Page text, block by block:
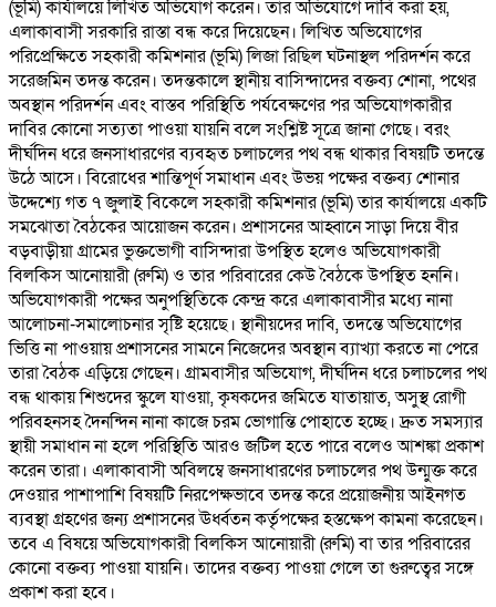
(ভূমি) কার্যালয়ে লিখিত অভিযোগ করেন। তার অভিযোগে দাবি করা হয়,
এলাকাবাসী সরকারি রাস্তা বন্ধ করে দিয়েছেন। লিখিত অভিযোগের
পরিপ্রেক্ষিতে সহকারী কমিশনার (ভূমি) লিজা রিছিল ঘটনাস্থল পরিদর্শন করে
সরেজমিন তদন্ত করেন। তদন্তকালে স্থানীয় বাসিন্দাদের বক্তব্য শোনা, পথের
অবস্থান পরিদর্শন এবং বাস্তব পরিস্থিতি পর্যবেক্ষণের পর অভিযোগকারীর
দাবির কোনো সত্যতা পাওয়া যায়নি বলে সংশ্লিষ্ট সূত্রে জানা গেছে। বরং
দীর্ঘদিন ধরে জনসাধারণের ব্যবহৃত চলাচলের পথ বন্ধ থাকার বিষয়টি তদন্তে
উঠে আসে। বিরোধের শান্তিপূর্ণ সমাধান এবং উভয় পক্ষের বক্তব্য শোনার
উদ্দেশ্যে গত ৭ জুলাই বিকেলে সহকারী কমিশনার (ভূমি) তার কার্যালয়ে একটি
সমঝোতা বৈঠকের আয়োজন করেন। প্রশাসনের আহ্বানে সাড়া দিয়ে বীর
বড়বাড়ীয়া গ্রামের ভুক্তভোগী বাসিন্দারা উপস্থিত হলেও অভিযোগকারী
বিলকিস আনোয়ারী (রুমি) ও তার পরিবারের কেউ বৈঠকে উপস্থিত হননি।
অভিযোগকারী পক্ষের অনুপস্থিতিকে কেন্দ্র করে এলাকাবাসীর মধ্যে নানা
আলোচনা-সমালোচনার সৃষ্টি হয়েছে। স্থানীয়দের দাবি, তদন্তে অভিযোগের
ভিত্তি না পাওয়ায় প্রশাসনের সামনে নিজেদের অবস্থান ব্যাখ্যা করতে না পেরে
তারা বৈঠক এড়িয়ে গেছেন। গ্রামবাসীর অভিযোগ, দীর্ঘদিন ধরে চলাচলের পথ
বন্ধ থাকায় শিশুদের স্কুলে যাওয়া, কৃষকদের জমিতে যাতায়াত, অসুস্থ রোগী
পরিবহনসহ দৈনন্দিন নানা কাজে চরম ভোগান্তি পোহাতে হচ্ছে। দ্রুত সমস্যার
স্থায়ী সমাধান না হলে পরিস্থিতি আরও জটিল হতে পারে বলেও আশঙ্কা প্রকাশ
করেন তারা। এলাকাবাসী অবিলম্বে জনসাধারণের চলাচলের পথ উন্মুক্ত করে
দেওয়ার পাশাপাশি বিষয়টি নিরপেক্ষভাবে তদন্ত করে প্রয়োজনীয় আইনগত
ব্যবস্থা গ্রহণের জন্য প্রশাসনের ঊর্ধ্বতন কর্তৃপক্ষের হস্তক্ষেপ কামনা করেছেন।
তবে এ বিষয়ে অভিযোগকারী বিলকিস আনোয়ারী (রুমি) বা তার পরিবারের
কোনো বক্তব্য পাওয়া যায়নি। তাদের বক্তব্য পাওয়া গেলে তা গুরুত্বের সঙ্গে
প্রকাশ করা হবে।